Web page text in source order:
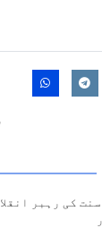
کی رہبر